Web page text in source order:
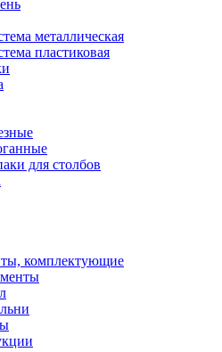
металлическая
пластиковая
для столбов
комплектующие